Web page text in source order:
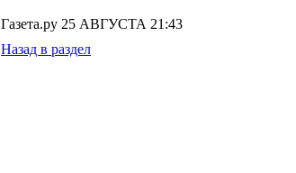
Газета.ру 25 АВГУСТА 21:43
Назад в раздел